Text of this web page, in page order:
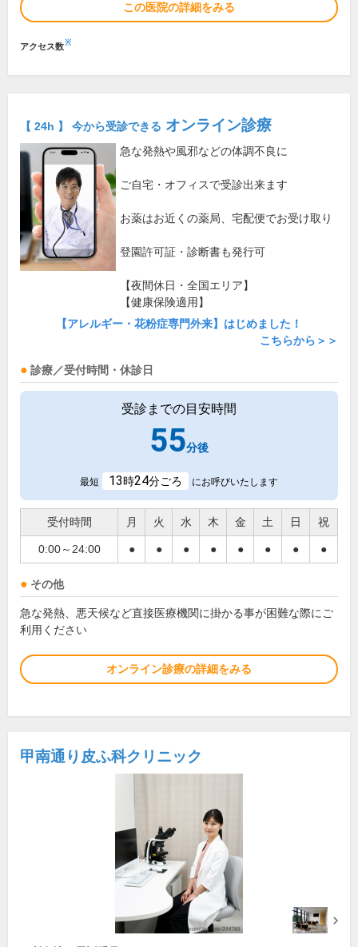
この医院の詳細をみる
アクセス数※
【 24h 】 今から受診できる オンライン診療
急な発熱や風邪などの体調不良に
ご自宅・オフィスで受診出来ます
お薬はお近くの薬局、宅配便でお受け取り
登園許可証・診断書も発行可
【夜間休日・全国エリア】
【健康保険適用】
【アレルギー・花粉症専門外来】はじめました！
こちらから＞＞
診療／受付時間・休診日
受診までの目安時間
55分後
最短 13時24分ごろ にお呼びいたします
受付時間 月 火 水 木 金 土 日 祝
0:00～24:00 ● ● ● ● ● ● ● ●
その他
急な発熱、悪天候など直接医療機関に掛かる事が困難な際にご
利用ください
オンライン診療の詳細をみる
甲南通り皮ふ科クリニック